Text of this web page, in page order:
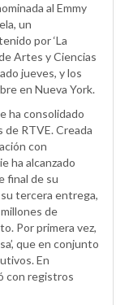
al Emmy
un
por ‘La
Artes y Ciencias
jueves, y los
en Nueva York.
ha consolidado
de RTVE. Creada
con
ha alcanzado
final de su
tercera entrega,
de
Por primera vez,
que en conjunto
En
con registros